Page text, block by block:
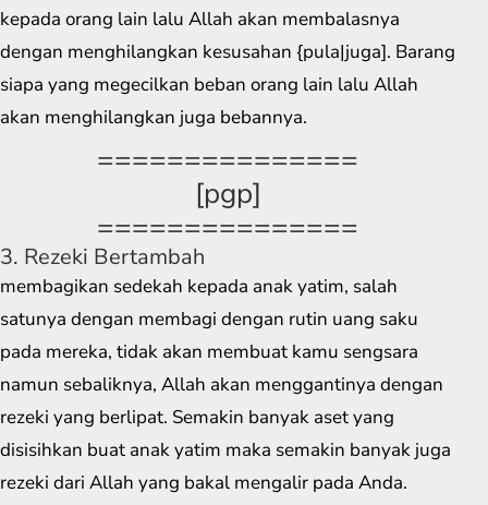
kepada orang lain lalu Allah akan membalasnya
dengan menghilangkan kesusahan {pula|juga]. Barang
siapa yang megecilkan beban orang lain lalu Allah
akan menghilangkan juga bebannya.
===============
[pgp]
===============
3. Rezeki Bertambah
membagikan sedekah kepada anak yatim, salah
satunya dengan membagi dengan rutin uang saku
pada mereka, tidak akan membuat kamu sengsara
namun sebaliknya, Allah akan menggantinya dengan
rezeki yang berlipat. Semakin banyak aset yang
disisihkan buat anak yatim maka semakin banyak juga
rezeki dari Allah yang bakal mengalir pada Anda.